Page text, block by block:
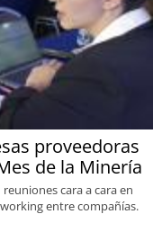
proveedoras
de la Minería
cara a cara en
entre compañías.